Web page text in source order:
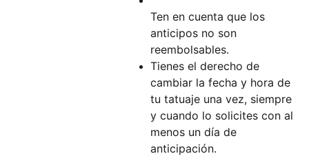
Ten en cuenta que los
anticipos no son
reembolsables.
Tienes el derecho de
cambiar la fecha y hora de
tu tatuaje una vez, siempre
y cuando lo solicites con al
menos un día de
anticipación.